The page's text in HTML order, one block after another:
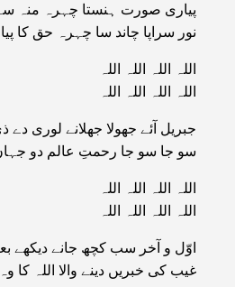
پیاری صورت ہنستا چہرہ منہ
نور سراپا چاند سا چہرہ حق کا
اللہ اللہ اللہ اللہ
اللہ اللہ اللہ اللہ
جبریل آئے جھولا جھلانے لوری
سو جا سو جا رحمتِ عالم دو
اللہ اللہ اللہ اللہ
اللہ اللہ اللہ اللہ
اوّل و آخر سب کچھ جانے دیکھے
غیب کی خبریں دینے والا اللہ کا